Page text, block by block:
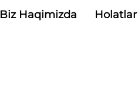
Biz Haqimizda Holatlar